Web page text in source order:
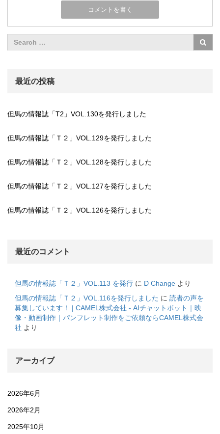
最近の投稿
但馬の情報誌「T2」VOL.130を発行しました
但馬の情報誌「Ｔ２」VOL.129を発行しました
但馬の情報誌「Ｔ２」VOL.128を発行しました
但馬の情報誌「Ｔ２」VOL.127を発行しました
但馬の情報誌「Ｔ２」VOL.126を発行しました
最近のコメント
但馬の情報誌「Ｔ２」VOL.113 を発行 に D Change より
但馬の情報誌「Ｔ２」VOL.116を発行しました に 読者の声を
募集しています！ | CAMEL株式会社 - AIチャットボット｜映
像・動画制作｜パンフレット制作をご依頼ならCAMEL株式会
社 より
アーカイブ
2026年6月
2026年2月
2025年10月